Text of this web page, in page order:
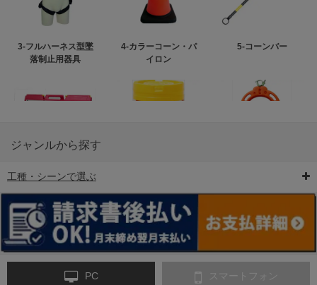
3-フルハーネス型墜
落制止用器具
4-カラーコーン・パ
イロン
5-コーンバー
6-矢印板/LED矢印板
ンス
ジャンルから探す
工種・シーンで選ぶ
PC スマートフォン